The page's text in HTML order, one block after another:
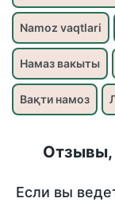
Namoz vaqtlari
Намаз вакыты
Вақти намоз
Отзывы,
Если вы